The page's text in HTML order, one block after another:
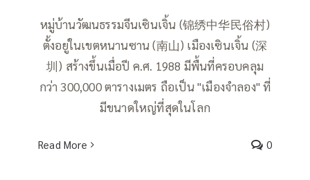
หมู่บ้านวัฒนธรรมจีนเซินเจิ้น (锦绣中华民俗村)
ตั้งอยู่ในเขตหนานซาน (南山) เมืองเซินเจิ้น (深
圳) สร้างขึ้นเมื่อปี ค.ศ. 1988 มีพื้นที่ครอบคลุม
กว่า 300,000 ตารางเมตร ถือเป็น "เมืองจำลอง" ที่
มีขนาดใหญ่ที่สุดในโลก
Read More 0